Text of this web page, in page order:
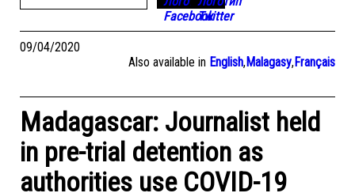
09/04/2020
Also available in English,Malagasy,Français
Madagascar: Journalist held
in pre-trial detention as
authorities use COVID-19